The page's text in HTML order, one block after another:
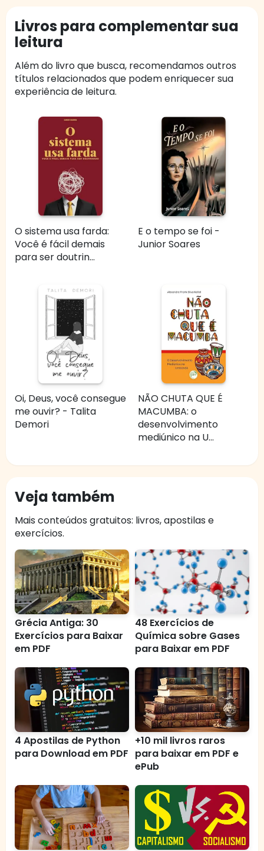
Livros para complementar sua
leitura
Além do livro que busca, recomendamos outros
títulos relacionados que podem enriquecer sua
experiência de leitura.
O sistema usa farda:
Você é fácil demais
para ser doutrin...
E o tempo se foi -
Junior Soares
Oi, Deus, você consegue
me ouvir? - Talita
Demori
NÃO CHUTA QUE É
MACUMBA: o
desenvolvimento
mediúnico na U...
Veja também
Mais conteúdos gratuitos: livros, apostilas e
exercícios.
Grécia Antiga: 30
Exercícios para Baixar
em PDF
48 Exercícios de
Química sobre Gases
para Baixar em PDF
4 Apostilas de Python
para Download em PDF
+10 mil livros raros
para baixar em PDF e
ePub